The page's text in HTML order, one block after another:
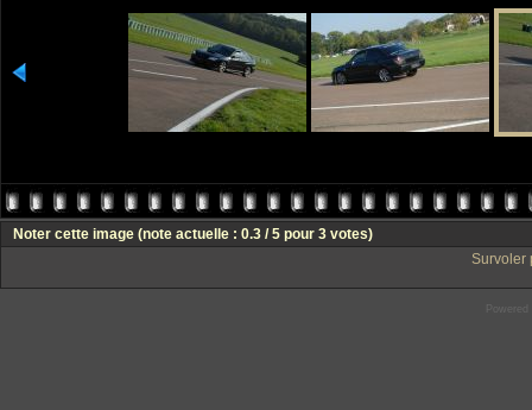
Noter cette image (note actuelle : 0.3 / 5 pour 3 votes)
Survoler